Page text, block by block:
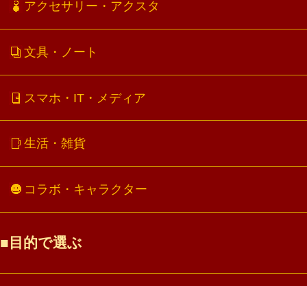
アクセサリー・アクスタ
文具・ノート
スマホ・IT・メディア
生活・雑貨
コラボ・キャラクター
目的で選ぶ